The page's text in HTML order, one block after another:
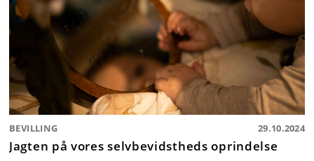
BEVILLING 29.10.2024
Jagten på vores selvbevidstheds oprindelse